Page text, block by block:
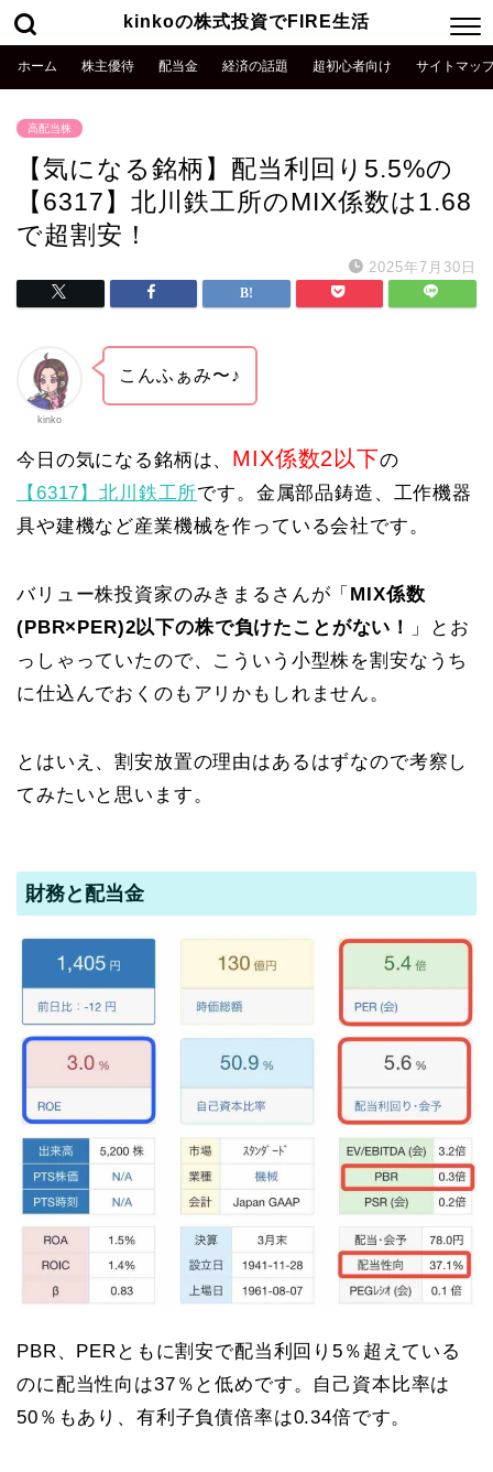
kinkoの株式投資でFIRE生活
ホーム 株主優待 配当金 経済の話題 超初心者向け サイトマッ
高配当株
【気になる銘柄】配当利回り5.5%の
【6317】北川鉄工所のMIX係数は1.68
で超割安！
2025年7月30日
kinko
こんふぁみ〜♪
今日の気になる銘柄は、 MIX係数2以下の
【6317】北川鉄工所です。金属部品鋳造、工作機器
具や建機など産業機械を作っている会社です。
バリュー株投資家のみきまるさんが「 MIX係数
(PBR×PER)2以下の株で負けたことがない！
」とお
っしゃっていたので、こういう小型株を割安なうち
に仕込んでおくのもアリかもしれません。
とはいえ、割安放置の理由はあるはずなので考察し
てみたいと思います。
財務と配当金
PBR、PERともに割安で配当利回り5％超えている
のに配当性向は37％と低めです。自己資本比率は
50％もあり、有利子負債倍率は0.34倍です。